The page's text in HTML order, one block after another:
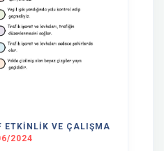
ETKINLIK VE ÇALIŞMA
2024